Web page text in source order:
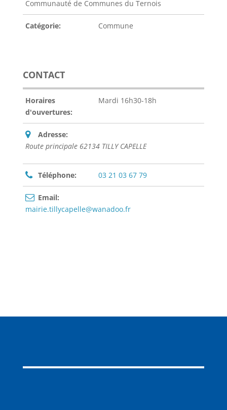
Communauté de Communes du Ternois
Catégorie: Commune
CONTACT
Horaires
d'ouvertures:
Mardi 16h30-18h
Adresse:
Route principale 62134 TILLY CAPELLE
Téléphone: 03 21 03 67 79
Email:
mairie.tillycapelle@wanadoo.fr